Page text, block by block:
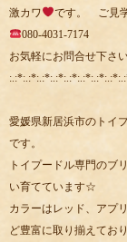
激カワ
です。 ご見学
080-4031-7174
お気軽にお問合せ下さい
愛媛県新居浜市のトイ
です。
トイプードル専門のブ
い育てています☆
カラーはレッド、アプ
ど豊富に取り揃えてお